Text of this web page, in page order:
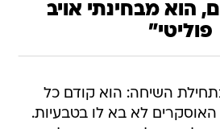
הוא מבחינתי אויב
פוליטי"
השיחה: הוא קודם כל
האוסקרים לא בא לו בטבעיות.